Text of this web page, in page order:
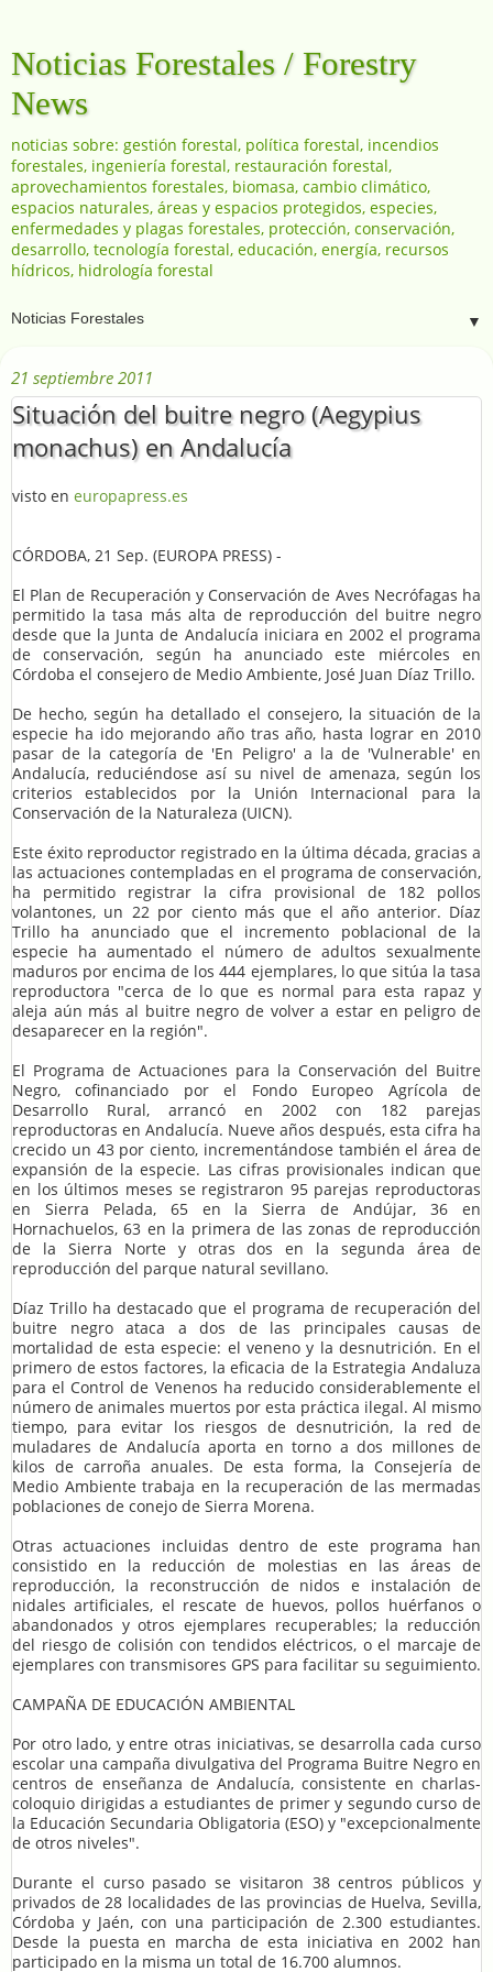
Noticias Forestales / Forestry
News
noticias sobre: gestión forestal, política forestal, incendios
forestales, ingeniería forestal, restauración forestal,
aprovechamientos forestales, biomasa, cambio climático,
espacios naturales, áreas y espacios protegidos, especies,
enfermedades y plagas forestales, protección, conservación,
desarrollo, tecnología forestal, educación, energía, recursos
hídricos, hidrología forestal
▼
21 septiembre 2011
Situación del buitre negro (Aegypius
monachus) en Andalucía
visto en europapress.es
CÓRDOBA, 21 Sep. (EUROPA PRESS) -
El Plan de Recuperación y Conservación de Aves Necrófagas ha
permitido la tasa más alta de reproducción del buitre negro
desde que la Junta de Andalucía iniciara en 2002 el programa
de conservación, según ha anunciado este miércoles en
Córdoba el consejero de Medio Ambiente, José Juan Díaz Trillo.
De hecho, según ha detallado el consejero, la situación de la
especie ha ido mejorando año tras año, hasta lograr en 2010
pasar de la categoría de 'En Peligro' a la de 'Vulnerable' en
Andalucía, reduciéndose así su nivel de amenaza, según los
criterios establecidos por la Unión Internacional para la
Conservación de la Naturaleza (UICN).
Este éxito reproductor registrado en la última década, gracias a
las actuaciones contempladas en el programa de conservación,
ha permitido registrar la cifra provisional de 182 pollos
volantones, un 22 por ciento más que el año anterior. Díaz
Trillo ha anunciado que el incremento poblacional de la
especie ha aumentado el número de adultos sexualmente
maduros por encima de los 444 ejemplares, lo que sitúa la tasa
reproductora "cerca de lo que es normal para esta rapaz y
aleja aún más al buitre negro de volver a estar en peligro de
desaparecer en la región".
El Programa de Actuaciones para la Conservación del Buitre
Negro, cofinanciado por el Fondo Europeo Agrícola de
Desarrollo Rural, arrancó en 2002 con 182 parejas
reproductoras en Andalucía. Nueve años después, esta cifra ha
crecido un 43 por ciento, incrementándose también el área de
expansión de la especie. Las cifras provisionales indican que
en los últimos meses se registraron 95 parejas reproductoras
en Sierra Pelada, 65 en la Sierra de Andújar, 36 en
Hornachuelos, 63 en la primera de las zonas de reproducción
de la Sierra Norte y otras dos en la segunda área de
reproducción del parque natural sevillano.
Díaz Trillo ha destacado que el programa de recuperación del
buitre negro ataca a dos de las principales causas de
mortalidad de esta especie: el veneno y la desnutrición. En el
primero de estos factores, la eficacia de la Estrategia Andaluza
para el Control de Venenos ha reducido considerablemente el
número de animales muertos por esta práctica ilegal. Al mismo
tiempo, para evitar los riesgos de desnutrición, la red de
muladares de Andalucía aporta en torno a dos millones de
kilos de carroña anuales. De esta forma, la Consejería de
Medio Ambiente trabaja en la recuperación de las mermadas
poblaciones de conejo de Sierra Morena.
Otras actuaciones incluidas dentro de este programa han
consistido en la reducción de molestias en las áreas de
reproducción, la reconstrucción de nidos e instalación de
nidales artificiales, el rescate de huevos, pollos huérfanos o
abandonados y otros ejemplares recuperables; la reducción
del riesgo de colisión con tendidos eléctricos, o el marcaje de
ejemplares con transmisores GPS para facilitar su seguimiento.
CAMPAÑA DE EDUCACIÓN AMBIENTAL
Por otro lado, y entre otras iniciativas, se desarrolla cada curso
escolar una campaña divulgativa del Programa Buitre Negro en
centros de enseñanza de Andalucía, consistente en charlas-
coloquio dirigidas a estudiantes de primer y segundo curso de
la Educación Secundaria Obligatoria (ESO) y "excepcionalmente
de otros niveles".
Durante el curso pasado se visitaron 38 centros públicos y
privados de 28 localidades de las provincias de Huelva, Sevilla,
Córdoba y Jaén, con una participación de 2.300 estudiantes.
Desde la puesta en marcha de esta iniciativa en 2002 han
participado en la misma un total de 16.700 alumnos.